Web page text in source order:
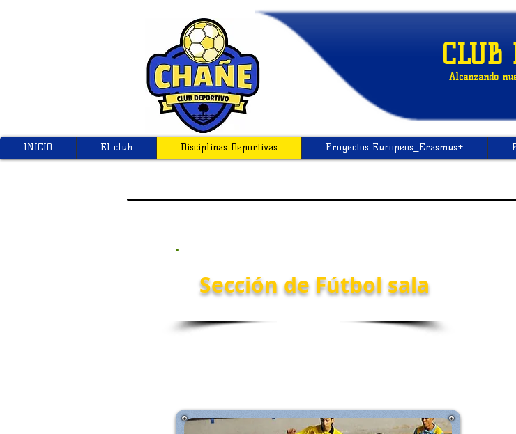
CLUB
Alcanzando
INICIO El club Disciplinas Deportivas Proyectos Europeos_Erasmus+
Sección de Fútbol sala